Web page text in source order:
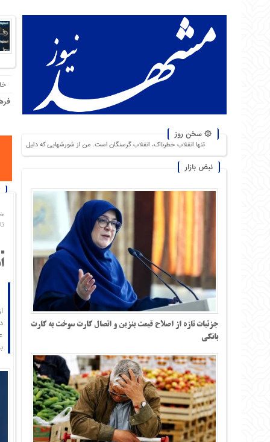
۞ سخن روز
تنها انقلاب خطرناک، انقلاب گرسنگان است. من از شورشهایی که دلیل آن بی‌نانی باشد، بیش از نبرد
نبض بازار
جزئیات تازه از اصلاح قیمت بنزین و اتصال کارت سوخت به کارت
بانکی